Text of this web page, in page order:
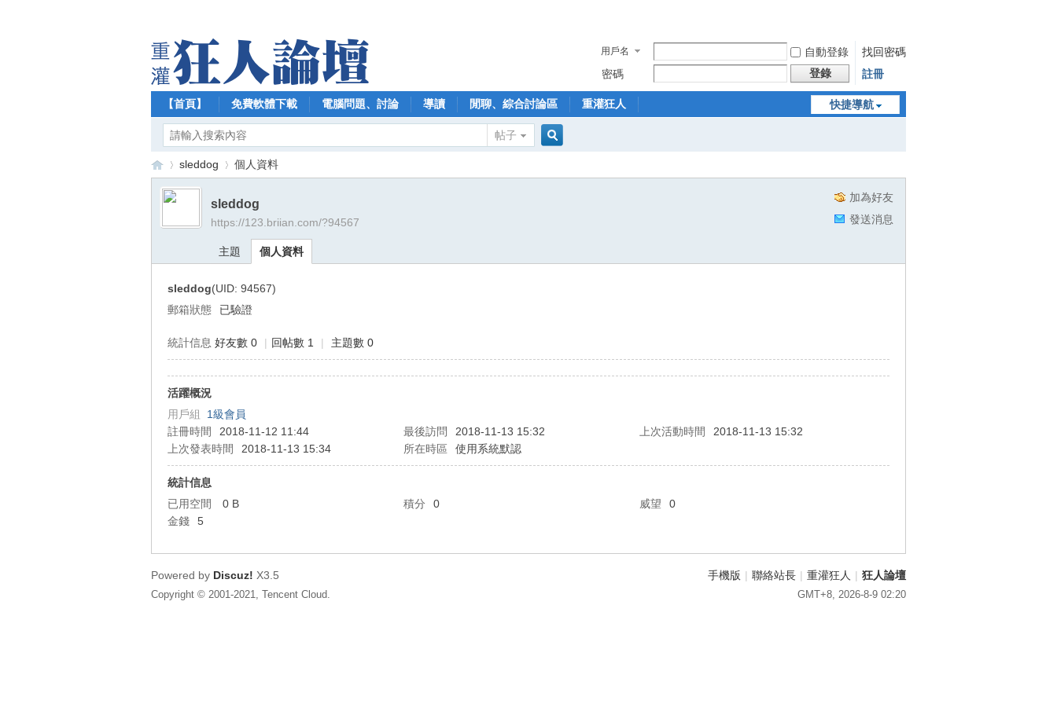
用戶名 自動登錄
找回密碼
密碼
登錄 註冊
快捷導航
【首頁】 免費軟體下載 電腦問題、討論 導讀 閒聊、綜合討論區 重灌狂人
帖子
›
sleddog 個人資料
加為好友
發送消息
sleddog
https://123.briian.com/?94567
主題 個人資料
sleddog(UID: 94567)
郵箱狀態
已驗證
統計信息 好友數 0 | 回帖數 1 | 主題數 0
活躍概況
用戶組 1級會員
註冊時間
2018-11-12 11:44 最後訪問 2018-11-13 15:32 上次活動時間
2018-11-13 15:32
上次發表時間
2018-11-13 15:34 所在時區 使用系統默認
統計信息
已用空間
0 B 積分 0 威望
0
金錢
5
手機版 | 聯絡站長 | 重灌狂人 | 狂人論壇
GMT+8, 2026-8-9 02:20
Powered by Discuz! X3.5
Copyright © 2001-2021, Tencent Cloud.